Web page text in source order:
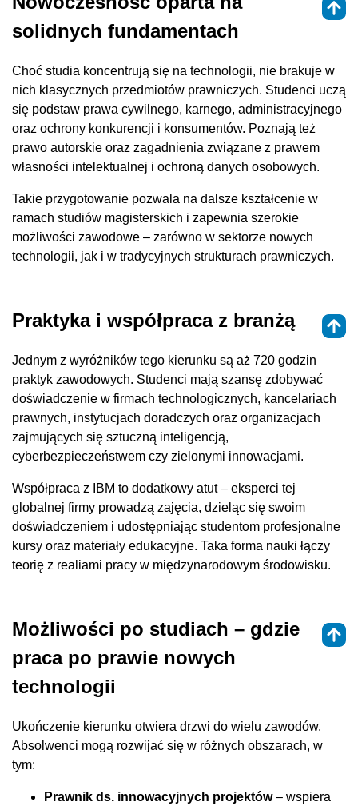
solidnych fundamentach
Choć studia koncentrują się na technologii, nie brakuje w
nich klasycznych przedmiotów prawniczych. Studenci uczą
się podstaw prawa cywilnego, karnego, administracyjnego
oraz ochrony konkurencji i konsumentów. Poznają też
prawo autorskie oraz zagadnienia związane z prawem
własności intelektualnej i ochroną danych osobowych.
Takie przygotowanie pozwala na dalsze kształcenie w
ramach studiów magisterskich i zapewnia szerokie
możliwości zawodowe – zarówno w sektorze nowych
technologii, jak i w tradycyjnych strukturach prawniczych.
Praktyka i współpraca z branżą
Jednym z wyróżników tego kierunku są aż 720 godzin
praktyk zawodowych. Studenci mają szansę zdobywać
doświadczenie w firmach technologicznych, kancelariach
prawnych, instytucjach doradczych oraz organizacjach
zajmujących się sztuczną inteligencją,
cyberbezpieczeństwem czy zielonymi innowacjami.
Współpraca z IBM to dodatkowy atut – eksperci tej
globalnej firmy prowadzą zajęcia, dzieląc się swoim
doświadczeniem i udostępniając studentom profesjonalne
kursy oraz materiały edukacyjne. Taka forma nauki łączy
teorię z realiami pracy w międzynarodowym środowisku.
Możliwości po studiach – gdzie
praca po prawie nowych
technologii
Ukończenie kierunku otwiera drzwi do wielu zawodów.
Absolwenci mogą rozwijać się w różnych obszarach, w
tym:
Prawnik ds. innowacyjnych projektów– wspiera